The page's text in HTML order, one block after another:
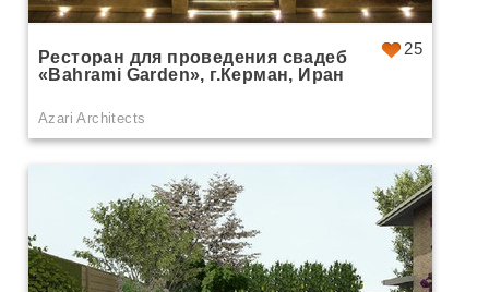
25
Ресторан для проведения свадеб
«Bahrami Garden», г.Керман, Иран
Azari Architects